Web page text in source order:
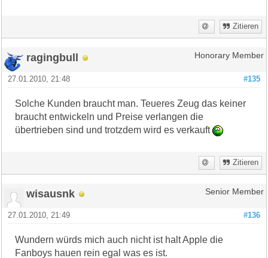
Zitieren
ragingbull Honorary Member
#135
27.01.2010, 21:48
Solche Kunden braucht man. Teueres Zeug das keiner
braucht entwickeln und Preise verlangen die
übertrieben sind und trotzdem wird es verkauft
Zitieren
wisausnk Senior Member
#136
27.01.2010, 21:49
Wundern würds mich auch nicht ist halt Apple die
Fanboys hauen rein egal was es ist.